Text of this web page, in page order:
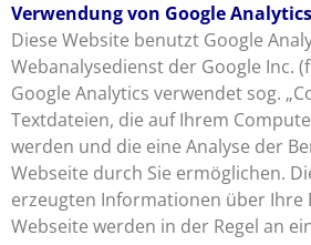
Verwendung von Google Analytics
Diese Website benutzt Google
Webanalysedienst der Google Inc.
Google Analytics verwendet sog.
Textdateien, die auf Ihrem
werden und die eine Analyse der
Webseite durch Sie ermöglichen.
erzeugten Informationen über Ihre
Webseite werden in der Regel an